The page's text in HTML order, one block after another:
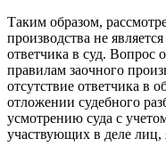
Таким образом,
производства не
ответчика в суд. Вопрос
правилам заочного
отсутствие ответчика в
отложении судебного
усмотрению суда с
участвующих в деле лиц,